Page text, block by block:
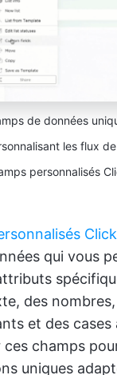
de données
les flux
personnalisés
qui vous
des
et des cases
champs
uniques